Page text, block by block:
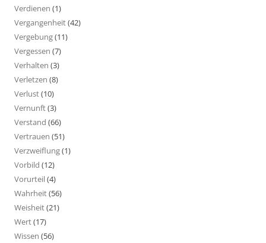
Verdienen (1)
Vergangenheit(42)
Vergebung(11)
Vergessen (7)
Verhalten (3)
Verletzen (8)
Verlust(10)
Vernunft(3)
Verstand (66)
Vertrauen (51)
Verzweiflung(1)
Vorbild (12)
Vorurteil(4)
Wahrheit(56)
Weisheit(21)
Wert(17)
Wissen (56)